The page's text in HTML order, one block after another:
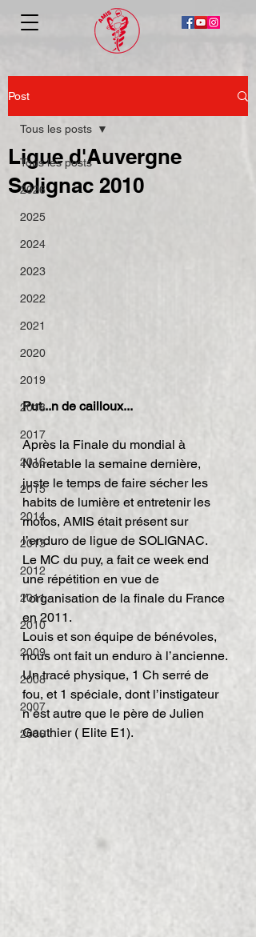
Post
Tous les posts
2026
2025
2024
2023
2022
2021
2020
2019
2018
2017
2016
2015
2014
2013
2012
2011
2010
2009
2008
2007
2006
Tous les posts
Ligue d'Auvergne
Solignac 2010
Put...n de cailloux...
Après la Finale du mondial à
Noiretable la semaine dernière,
juste le temps de faire sécher les
habits de lumière et entretenir les
motos, AMIS était présent sur
l’enduro de ligue de SOLIGNAC.
Le MC du puy, a fait ce week end
une répétition en vue de
l’organisation de la finale du France
en 2011.
Louis et son équipe de bénévoles,
nous ont fait un enduro à l’ancienne.
Un tracé physique, 1 Ch serré de
fou, et 1 spéciale, dont l’instigateur
n’est autre que le père de Julien
Gauthier ( Elite E1).